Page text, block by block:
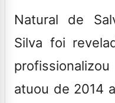
Natural de
Silva foi
atuou de 2014